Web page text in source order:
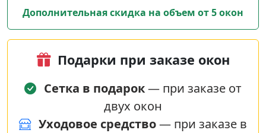
Дополнительная скидка на объем от 5 окон
Подарки при заказе окон
Сетка в подарок— при заказе от
двух окон
Уходовое средство— при заказе в